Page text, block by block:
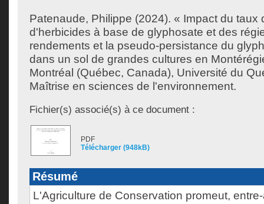
Patenaude, Philippe (2024). « Impact du taux
d'herbicides à base de glyphosate et des
rendements et la pseudo-persistance du
dans un sol de grandes cultures en
Montréal (Québec, Canada), Université du
Maîtrise en sciences de l'environnement.
Fichier(s) associé(s) à ce document :
PDF
Télécharger (948kB)
Résumé
L'Agriculture de Conservation promeut,